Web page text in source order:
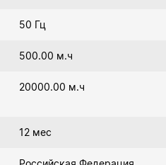
50 Гц
500.00 м.ч
20000.00 м.ч
12 мес